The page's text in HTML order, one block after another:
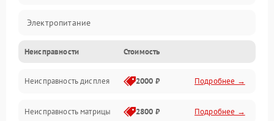
Электропитание
Видео
ПО
Управление
Неисправности Стоимость
Неисправность дисплея 2000 ₽ Подробнее →
Неисправность матрицы 2800 ₽ Подробнее →